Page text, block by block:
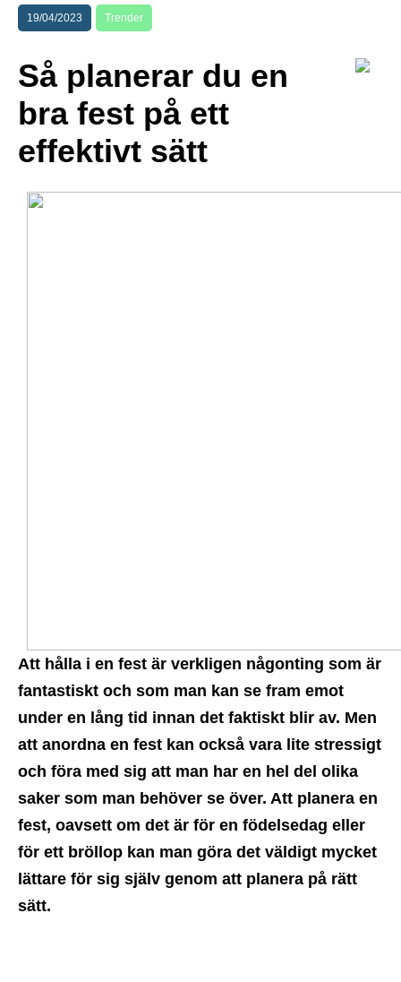
19/04/2023 Trender
Så planerar du en
bra fest på ett
effektivt sätt
Att hålla i en fest är verkligen någonting som är
fantastiskt och som man kan se fram emot
under en lång tid innan det faktiskt blir av. Men
att anordna en fest kan också vara lite stressigt
och föra med sig att man har en hel del olika
saker som man behöver se över. Att planera en
fest, oavsett om det är för en födelsedag eller
för ett bröllop kan man göra det väldigt mycket
lättare för sig själv genom att planera på rätt
sätt.